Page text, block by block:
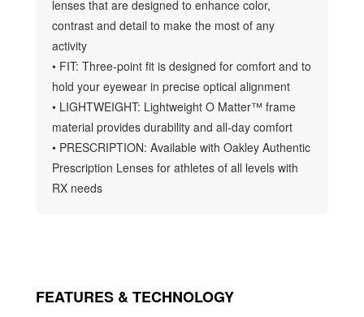
lenses that are designed to enhance color,
contrast and detail to make the most of any
activity
• FIT: Three-point fit is designed for comfort and to
hold your eyewear in precise optical alignment
• LIGHTWEIGHT: Lightweight O Matter™ frame
material provides durability and all-day comfort
• PRESCRIPTION: Available with Oakley Authentic
Prescription Lenses for athletes of all levels with
RX needs
FEATURES & TECHNOLOGY